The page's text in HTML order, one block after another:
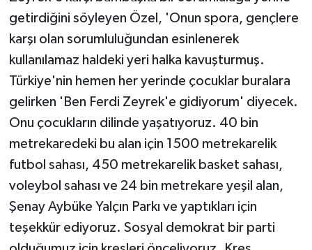
getirdiğini söyleyen Özel, 'Onun spora, gençlere
karşı olan sorumluluğundan esinlenerek
kullanılamaz haldeki yeri halka kavuşturmuş.
Türkiye'nin hemen her yerinde çocuklar buralara
gelirken 'Ben Ferdi Zeyrek'e gidiyorum' diyecek.
Onu çocukların dilinde yaşatıyoruz. 40 bin
metrekaredeki bu alan için 1500 metrekarelik
futbol sahası, 450 metrekarelik basket sahası,
voleybol sahası ve 24 bin metrekare yeşil alan,
Şenay Aybüke Yalçın Parkı ve yaptıkları için
teşekkür ediyoruz. Sosyal demokrat bir parti